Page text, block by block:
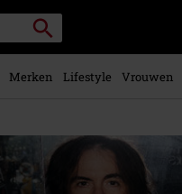
Packstation
zoeken
Merken Lifestyle Vrouwen